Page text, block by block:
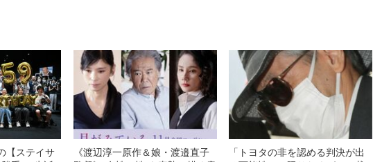
【ステイサ
《渡辺淳一原作＆娘・渡邉直子
「トヨタの非を認める判決が出